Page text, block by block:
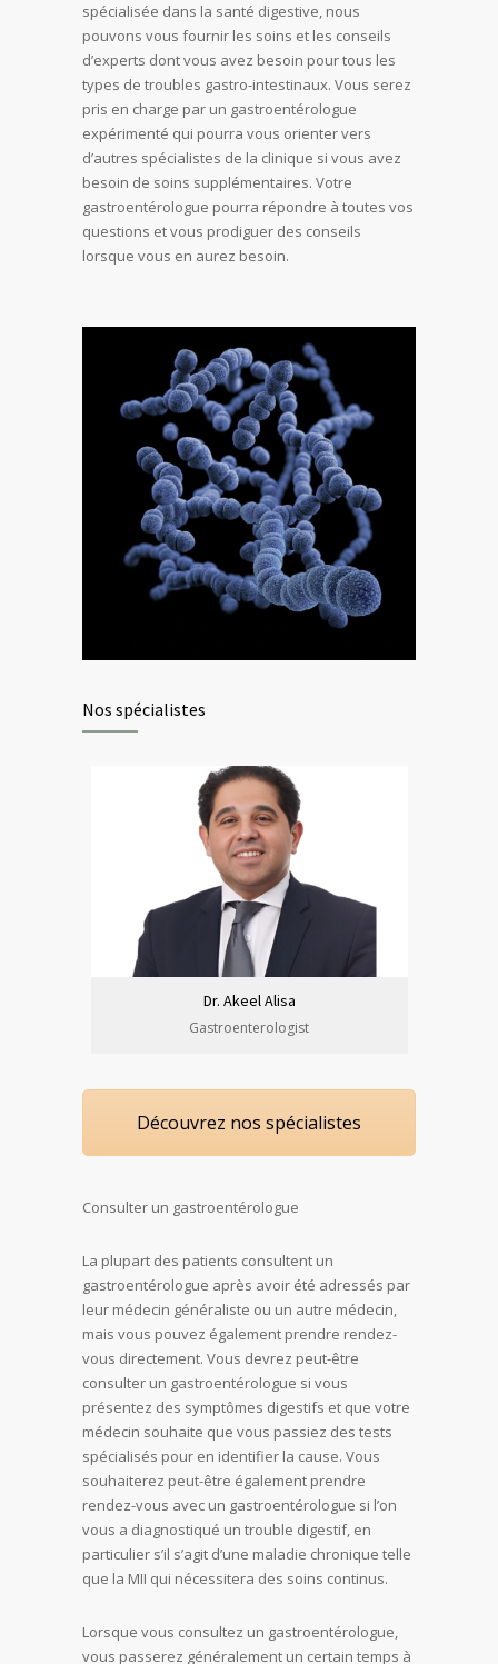
spécialisée dans la santé digestive, nous
pouvons vous fournir les soins et les conseils
d’experts dont vous avez besoin pour tous les
types de troubles gastro-intestinaux. Vous serez
pris en charge par un gastroentérologue
expérimenté qui pourra vous orienter vers
d’autres spécialistes de la clinique si vous avez
besoin de soins supplémentaires. Votre
gastroentérologue pourra répondre à toutes vos
questions et vous prodiguer des conseils
lorsque vous en aurez besoin.
Nos spécialistes
Dr. Akeel Alisa
Gastroenterologist
Découvrez nos spécialistes
Consulter un gastroentérologue
La plupart des patients consultent un
gastroentérologue après avoir été adressés par
leur médecin généraliste ou un autre médecin,
mais vous pouvez également prendre rendez-
vous directement. Vous devrez peut-être
consulter un gastroentérologue si vous
présentez des symptômes digestifs et que votre
médecin souhaite que vous passiez des tests
spécialisés pour en identifier la cause. Vous
souhaiterez peut-être également prendre
rendez-vous avec un gastroentérologue si l’on
vous a diagnostiqué un trouble digestif, en
particulier s’il s’agit d’une maladie chronique telle
que la MII qui nécessitera des soins continus.
Lorsque vous consultez un gastroentérologue,
vous passerez généralement un certain temps à